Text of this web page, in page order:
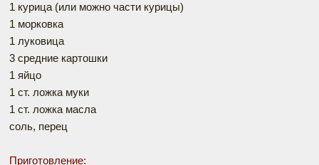
1 курица (или можно части курицы)
1 морковка
1 луковица
3 средние картошки
1 яйцо
1 ст. ложка муки
1 ст. ложка масла
соль, перец
Приготовление: